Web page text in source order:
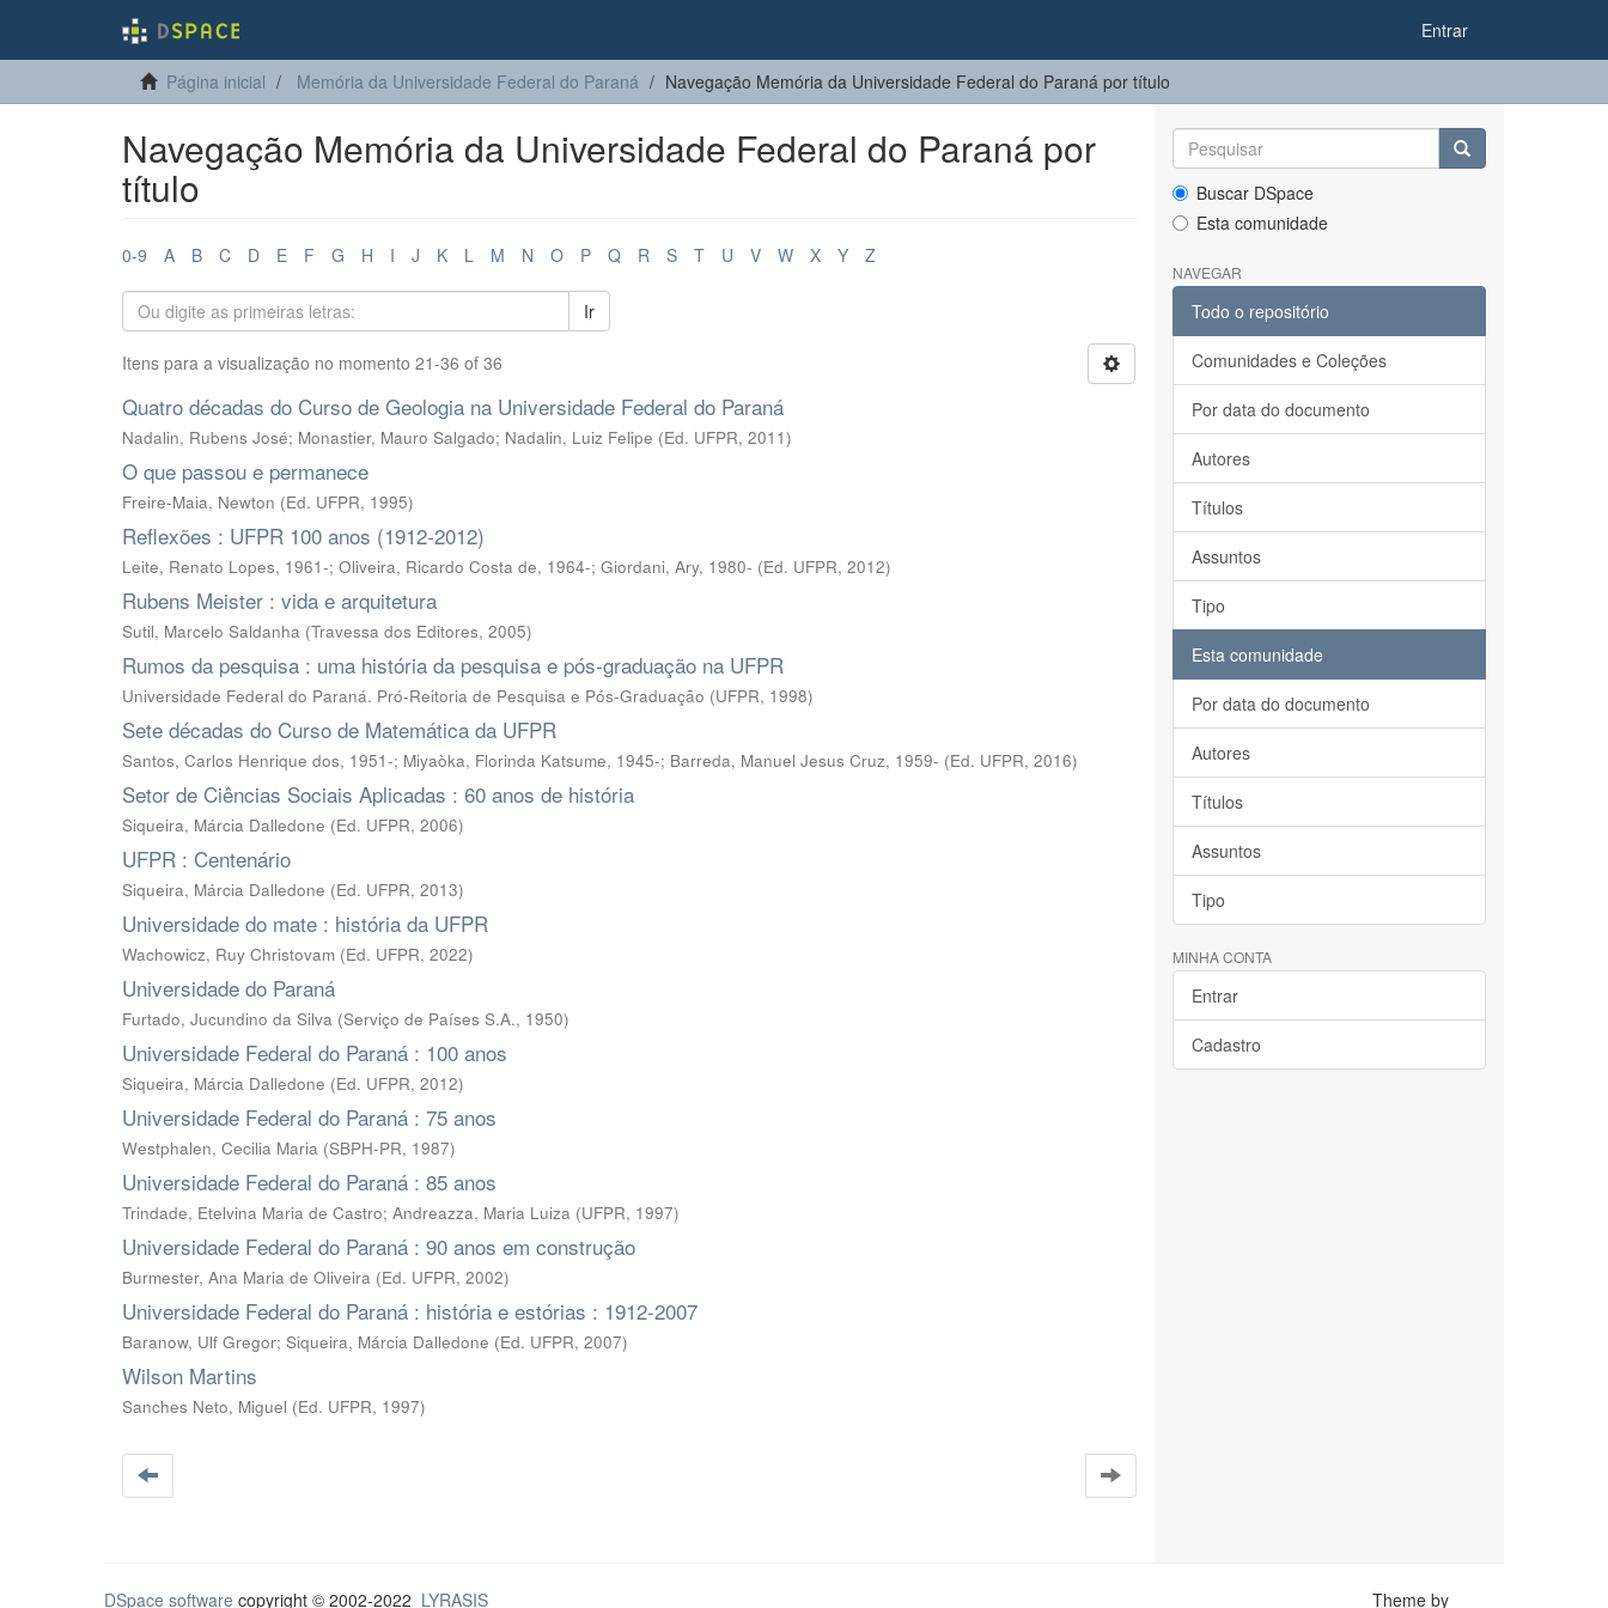
Entrar
Página inicial Memória da Universidade Federal do Paraná Navegação Memória da Universidade Federal do Paraná por título
Navegação Memória da Universidade Federal do Paraná por
título
0-9 A B C D E F G H I J K L M N O P Q R S T U V W X Y Z
Ir
Itens para a visualização no momento 21-36 of 36
Quatro décadas do Curso de Geologia na Universidade Federal do Paraná
Nadalin, Rubens José; Monastier, Mauro Salgado; Nadalin, Luiz Felipe (Ed. UFPR, 2011)
O que passou e permanece
Freire-Maia, Newton (Ed. UFPR, 1995)
Reflexões : UFPR 100 anos (1912-2012)
Leite, Renato Lopes, 1961-; Oliveira, Ricardo Costa de, 1964-; Giordani, Ary, 1980- (Ed. UFPR, 2012)
Rubens Meister : vida e arquitetura
Sutil, Marcelo Saldanha (Travessa dos Editores, 2005)
Rumos da pesquisa : uma história da pesquisa e pós-graduação na UFPR
Universidade Federal do Paraná. Pró-Reitoria de Pesquisa e Pós-Graduação (UFPR, 1998)
Sete décadas do Curso de Matemática da UFPR
Santos, Carlos Henrique dos, 1951-; Miyaòka, Florinda Katsume, 1945-; Barreda, Manuel Jesus Cruz, 1959- (Ed. UFPR, 2016)
Setor de Ciências Sociais Aplicadas : 60 anos de história
Siqueira, Márcia Dalledone (Ed. UFPR, 2006)
UFPR : Centenário
Siqueira, Márcia Dalledone (Ed. UFPR, 2013)
Universidade do mate : história da UFPR
Wachowicz, Ruy Christovam (Ed. UFPR, 2022)
Universidade do Paraná
Furtado, Jucundino da Silva (Serviço de Países S.A., 1950)
Universidade Federal do Paraná : 100 anos
Siqueira, Márcia Dalledone (Ed. UFPR, 2012)
Universidade Federal do Paraná : 75 anos
Westphalen, Cecilia Maria (SBPH-PR, 1987)
Universidade Federal do Paraná : 85 anos
Trindade, Etelvina Maria de Castro; Andreazza, Maria Luiza (UFPR, 1997)
Universidade Federal do Paraná : 90 anos em construção
Burmester, Ana Maria de Oliveira (Ed. UFPR, 2002)
Universidade Federal do Paraná : história e estórias : 1912-2007
Baranow, Ulf Gregor; Siqueira, Márcia Dalledone (Ed. UFPR, 2007)
Wilson Martins
Sanches Neto, Miguel (Ed. UFPR, 1997)
Buscar DSpace
Esta comunidade
NAVEGAR
Todo o repositório
Comunidades e Coleções
Por data do documento
Autores
Títulos
Assuntos
Tipo
Esta comunidade
Por data do documento
Autores
Títulos
Assuntos
Tipo
MINHA CONTA
Entrar
Cadastro
DSpace software copyright © 2002-2022 LYRASIS Theme by